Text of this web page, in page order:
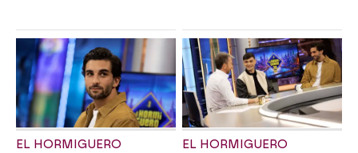
EL HORMIGUERO EL HORMIGUERO